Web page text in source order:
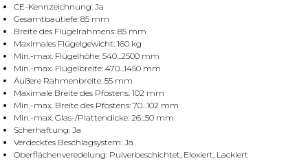
CE-Kennzeichnung: Ja
Gesamtbautiefe: 85 mm
Breite des Flügelrahmens: 85 mm
Maximales Flügelgewicht: 160 kg
Min.-max. Flügelhöhe: 540...2500 mm
Min.-max. Flügelbreite: 470...1450 mm
Äußere Rahmenbreite: 55 mm
Maximale Breite des Pfostens: 102 mm
Min.-max. Breite des Pfostens: 70...102 mm
Min.-max. Glas-/Plattendicke: 26...50 mm
Scherhaftung: Ja
Verdecktes Beschlagsystem: Ja
Oberflächenveredelung: Pulverbeschichtet, Eloxiert, Lackiert